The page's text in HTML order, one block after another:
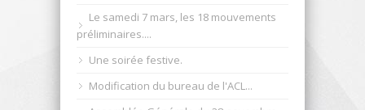
Le samedi 7 mars, les 18 mouvements
préliminaires....
Une soirée festive.
Modification du bureau de l'ACL...